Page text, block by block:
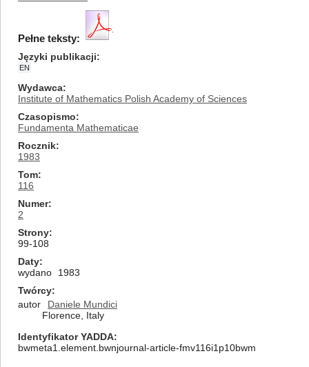
Pełne teksty:
Języki publikacji
EN
Wydawca
Institute of Mathematics Polish Academy of Sciences
Czasopismo
Fundamenta Mathematicae
Rocznik
1983
Tom
116
Numer
2
Strony
99-108
Daty
wydano
1983
Twórcy
autor
Daniele Mundici
Florence, Italy
Identyfikator YADDA
bwmeta1.element.bwnjournal-article-fmv116i1p10bwm